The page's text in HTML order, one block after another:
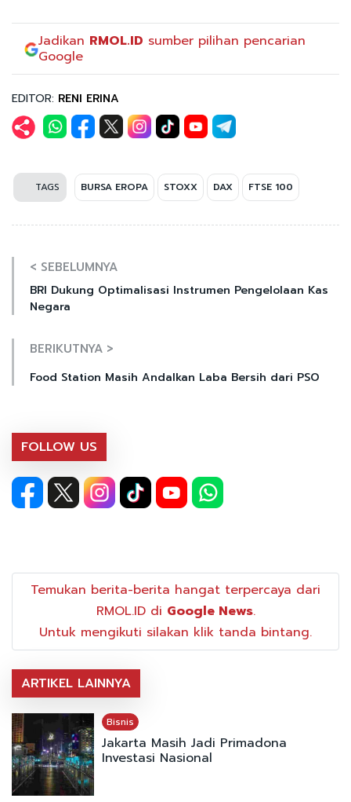
Jadikan RMOL.ID sumber pilihan pencarian
Google
EDITOR: RENI ERINA
TAGS BURSA EROPA STOXX DAX FTSE 100
< SEBELUMNYA
BRI Dukung Optimalisasi Instrumen Pengelolaan Kas
Negara
BERIKUTNYA >
Food Station Masih Andalkan Laba Bersih dari PSO
FOLLOW US
Temukan berita-berita hangat terpercaya dari
RMOL.ID di Google News.
Untuk mengikuti silakan klik tanda bintang.
ARTIKEL LAINNYA
Bisnis
Jakarta Masih Jadi Primadona
Investasi Nasional